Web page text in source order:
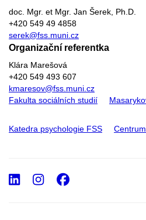
doc. Mgr. et Mgr. Jan Šerek, Ph.D.
+420 549 49 4858
serek@fss.muni.cz
Organizační referentka
Klára Marešová
+420 549 493 607
kmaresov@fss.muni.cz
Fakulta sociálních studií
Katedra psychologie FSS
LinkedIn
Instagram
Facebook